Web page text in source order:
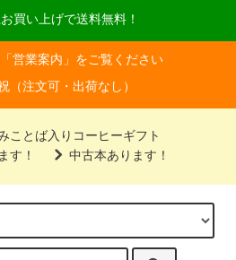
買い上げで送料無料！
営業案内 」をご覧ください
（注文可・出荷なし）
ことば入りコーヒーギフト
す！
中古本あります！